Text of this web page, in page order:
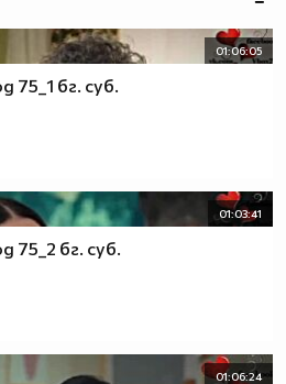
01:06:05
75_1 бг. суб.
01:03:41
75_2 бг. суб.
01:06:24